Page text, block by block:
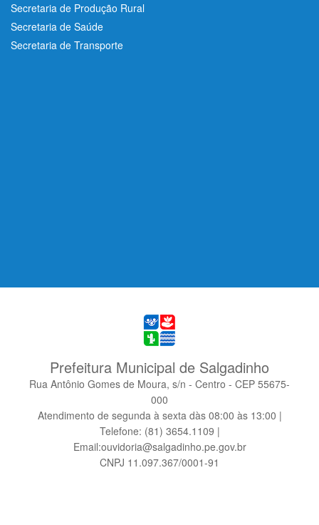
Secretaria de Produção Rural
Secretaria de Saúde
Secretaria de Transporte
Prefeitura Municipal de Salgadinho
Rua Antônio Gomes de Moura, s/n - Centro - CEP 55675-
000
Atendimento de segunda à sexta dàs 08:00 às 13:00 |
Telefone: (81) 3654.1109 |
Email:ouvidoria@salgadinho.pe.gov.br
CNPJ 11.097.367/0001-91